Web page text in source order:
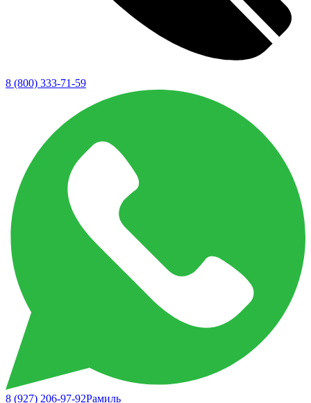
8 (800) 333-71-59
8 (927) 206-97-92Рамиль